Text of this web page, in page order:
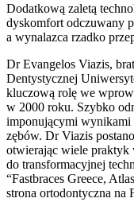
Dodatkową zaletą
dyskomfort odczuwany
a wynalazca rzadko
Dr Evangelos Viazis,
Dentystycznej
kluczową rolę we
w 2000 roku. Szybko
imponującymi wynikami
zębów. Dr Viazis
otwierając wiele praktyk
do transformacyjnej
“Fastbraces Greece,
strona ortodontyczna na